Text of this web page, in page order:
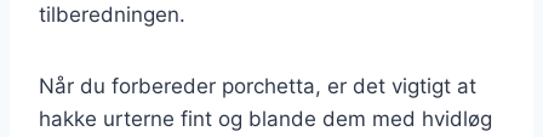
tilberedningen.
Når du forbereder porchetta, er det vigtigt at
hakke urterne fint og blande dem med hvidløg